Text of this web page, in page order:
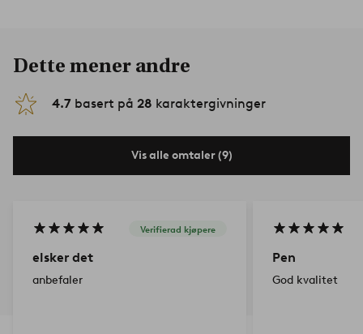
Dette mener andre
4.7 basert på 28 karaktergivninger
Vis alle omtaler (9)
Verifierad kjøpere
elsker det
anbefaler
Pen
God kvalitet